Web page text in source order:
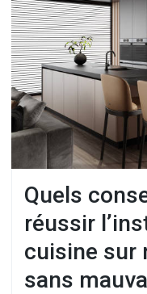
Quels
réussir
cuisine sur
sans